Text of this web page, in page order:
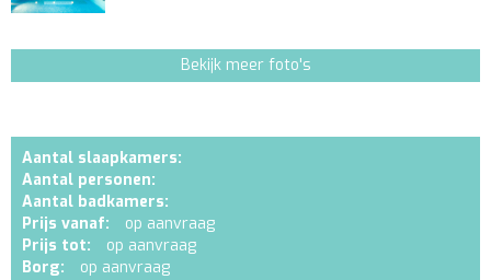
Bekijk meer foto's
Aantal slaapkamers:
Aantal personen:
Aantal badkamers:
Prijs vanaf:
op aanvraag
Prijs tot:
op aanvraag
Borg:
op aanvraag